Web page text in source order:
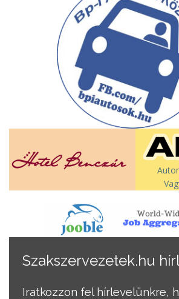
Szakszervezetek.hu
Iratkozzon fel hírlevelünkre,